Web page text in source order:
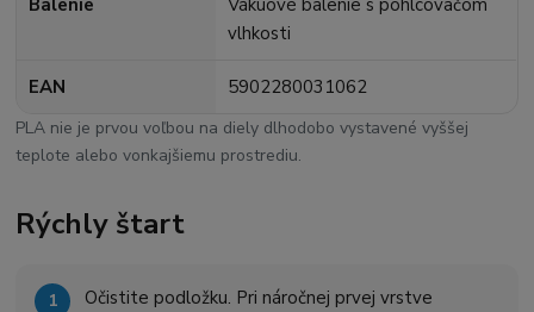
vlhkosti
EAN 5902280031062
PLA nie je prvou voľbou na diely dlhodobo vystavené vyššej
teplote alebo vonkajšiemu prostrediu.
Rýchly štart
Očistite podložku. Pri náročnej prvej vrstve